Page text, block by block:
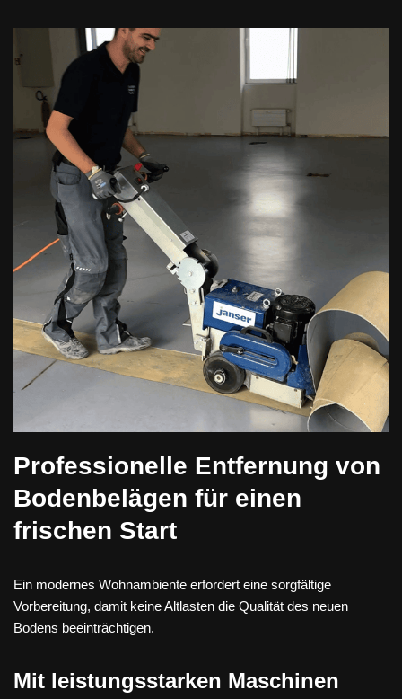
Professionelle Entfernung von
Bodenbelägen für einen
frischen Start
Ein modernes Wohnambiente erfordert eine sorgfältige
Vorbereitung, damit keine Altlasten die Qualität des neuen
Bodens beeinträchtigen.
Mit leistungsstarken Maschinen